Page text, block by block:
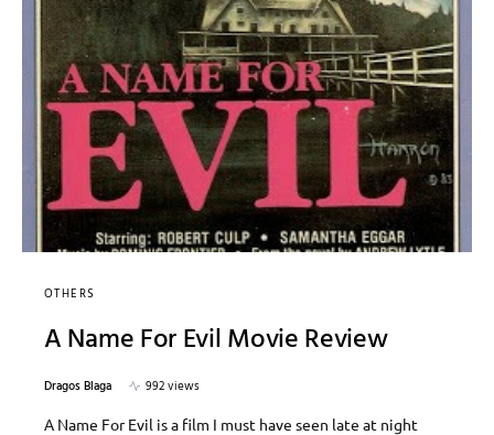
OTHERS
A Name For Evil Movie Review
Dragos Blaga
992 views
A Name For Evil is a film I must have seen late at night